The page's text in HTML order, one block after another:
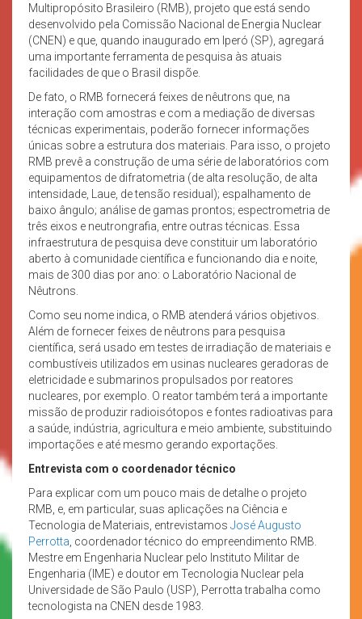
Multipropósito Brasileiro (RMB), projeto que está sendo
desenvolvido pela Comissão Nacional de Energia Nuclear
(CNEN) e que, quando inaugurado em Iperó (SP), agregará
uma importante ferramenta de pesquisa às atuais
facilidades de que o Brasil dispõe.
De fato, o RMB fornecerá feixes de nêutrons que, na
interação com amostras e com a mediação de diversas
técnicas experimentais, poderão fornecer informações
únicas sobre a estrutura dos materiais. Para isso, o projeto
RMB prevê a construção de uma série de laboratórios com
equipamentos de difratometria (de alta resolução, de alta
intensidade, Laue, de tensão residual); espalhamento de
baixo ângulo; análise de gamas prontos; espectrometria de
três eixos e neutrongrafia, entre outras técnicas. Essa
infraestrutura de pesquisa deve constituir um laboratório
aberto à comunidade científica e funcionando dia e noite,
mais de 300 dias por ano: o Laboratório Nacional de
Nêutrons.
Como seu nome indica, o RMB atenderá vários objetivos.
Além de fornecer feixes de nêutrons para pesquisa
científica, será usado em testes de irradiação de materiais e
combustíveis utilizados em usinas nucleares geradoras de
eletricidade e submarinos propulsados por reatores
nucleares, por exemplo. O reator também terá a importante
missão de produzir radioisótopos e fontes radioativas para
a saúde, indústria, agricultura e meio ambiente, substituindo
importações e até mesmo gerando exportações.
Entrevista com o coordenador técnico
Para explicar com um pouco mais de detalhe o projeto
RMB, e, em particular, suas aplicações na Ciência e
Tecnologia de Materiais, entrevistamos José Augusto
Perrotta , coordenador técnico do empreendimento RMB.
Mestre em Engenharia Nuclear pelo Instituto Militar de
Engenharia (IME) e doutor em Tecnologia Nuclear pela
Universidade de São Paulo (USP), Perrotta trabalha como
tecnologista na CNEN desde 1983.